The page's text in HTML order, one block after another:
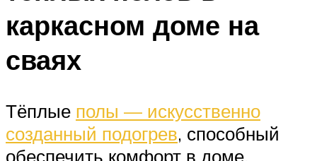
каркасном доме на
сваях
Тёплые полы — искусственно
созданный подогрев, способный
обеспечить комфорт в доме.